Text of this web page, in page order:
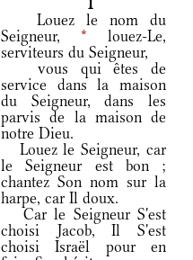
I
Louez le nom du
Seigneur, * louez-Le,
serviteurs du Seigneur,
vous qui êtes de
service dans la maison
du Seigneur, dans les
parvis de la maison de
notre Dieu.
Louez le Seigneur, car
le Seigneur est bon ;
chantez Son nom sur la
harpe, car Il doux.
Car le Seigneur S'est
choisi Jacob, Il S'est
choisi Israël pour en